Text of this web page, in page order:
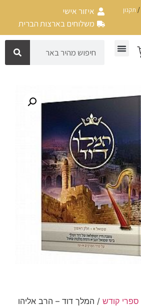
/ תקנון
איזור אישי
משלוחים בארצות הברית
ספרי קודש / המלך דוד – הרב אליהו